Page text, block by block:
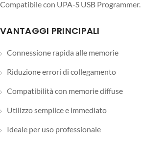
Compatibile con UPA-S USB Programmer.
VANTAGGI PRINCIPALI
Connessione rapida alle memorie
Riduzione errori di collegamento
Compatibilità con memorie diffuse
Utilizzo semplice e immediato
Ideale per uso professionale